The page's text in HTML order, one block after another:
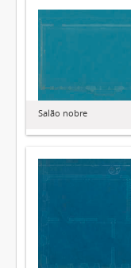
Salão nobre